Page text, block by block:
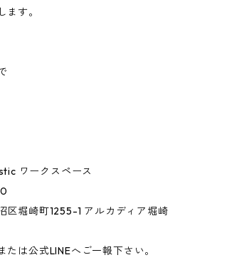
す。
ワークスペース
区堀崎町1255-1 アルカディア堀崎
は公式LINEへご一報下さい。